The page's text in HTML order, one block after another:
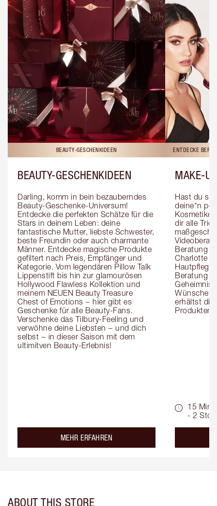
BEAUTY-GESCHENKIDEEN
BEAUTY-GESCHENKIDEEN
Darling, komm in bein bezauberndes
Beauty-Geschenke-Universum!
Entdecke die perfekten Schätze für die
Stars in deinem Leben: deine
fantastische Mutter, liebste Schwester,
beste Freundin oder auch charmante
Männer. Entdecke magische Produkte
gefiltert nach Preis, Empfänger und
Kategorie. Vom legendären Pillow Talk
Lippenstift bis hin zur glamourösen
Hollywood Flawless Kollektion und
meinem NEUEN Beauty Treasure
Chest of Emotions − hier gibt es
Geschenke für alle Beauty-Fans.
Verschenke das Tilbury-Feeling und
verwöhne deine Liebsten − und dich
selbst − in dieser Saison mit dem
ultimitven Beauty-Erlebnis!
MEHR ERFAHREN
ENTDECKE
MAKE-
Hast du
deine*n
dir alle
Beratung
Charlotte
Beratung
Wünsche
erhältst die
15 Min.
- 2 Std.
ABOUT THIS STORE